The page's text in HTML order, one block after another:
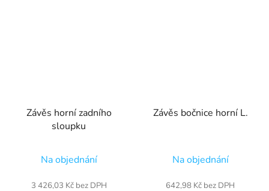
Závěs horní zadního
sloupku
Na objednání
3 426,03 Kč bez DPH
Závěs bočnice horní L.
Na objednání
642,98 Kč bez DPH